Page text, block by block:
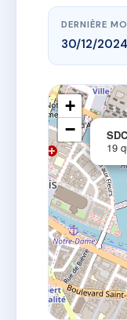
DERNIÈRE
30/12/2024
19
+
−